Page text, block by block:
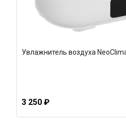
Увлажнитель воздуха
3 250 ₽